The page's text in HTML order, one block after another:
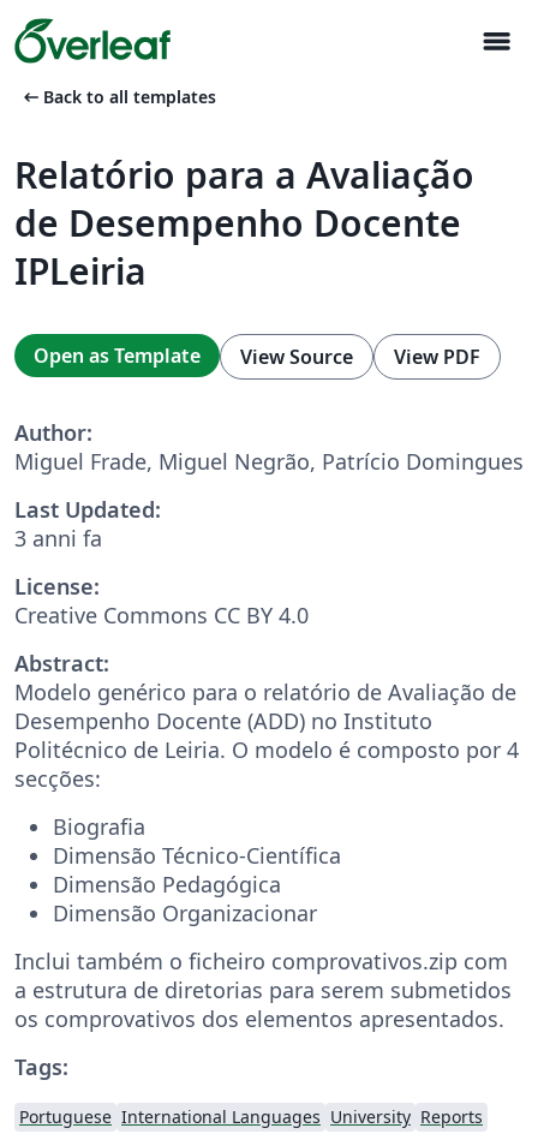
menu
arrow_left_alt Back to all templates
Relatório para a Avaliação
de Desempenho Docente
IPLeiria
Open as Template View Source View PDF
Author:
Miguel Frade, Miguel Negrão, Patrício Domingues
Last Updated:
3 anni fa
License:
Creative Commons CC BY 4.0
Abstract:
Modelo genérico para o relatório de Avaliação de
Desempenho Docente (ADD) no Instituto
Politécnico de Leiria. O modelo é composto por 4
secções:
Biografia
Dimensão Técnico-Científica
Dimensão Pedagógica
Dimensão Organizacionar
Inclui também o ficheiro comprovativos.zip com
a estrutura de diretorias para serem submetidos
os comprovativos dos elementos apresentados.
Tags:
Portuguese International Languages University Reports